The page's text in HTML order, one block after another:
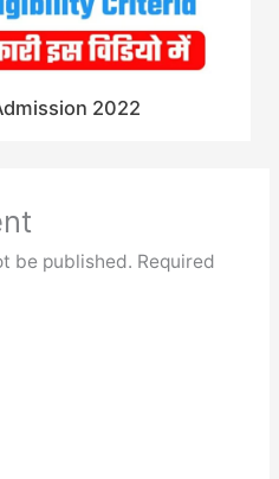
2022
be published. Required